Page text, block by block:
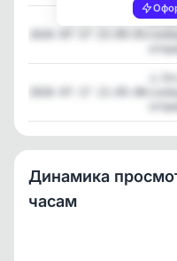
⚠️
⚠️ Это
Динамика
часам